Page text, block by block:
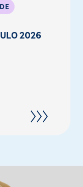
2026